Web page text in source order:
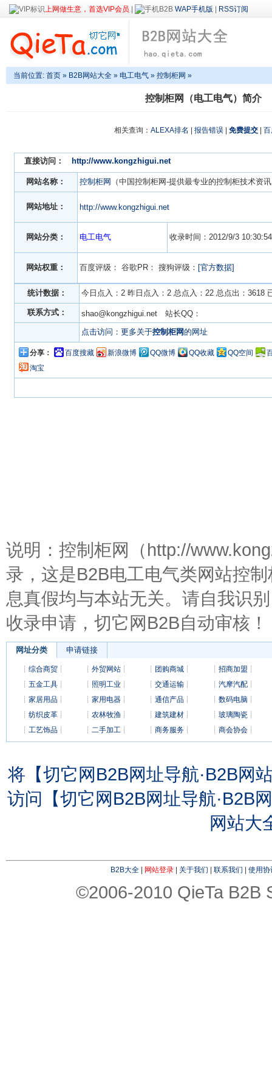
上网做生意，首选VIP会员 WAP手机版 RSS订阅
当前位置: 首页 » B2B网站大全 » 电工电气 » 控制柜网 »
控制柜网（电工电气）简介
相关查询： ALEXA排名 报告错误 免费提交
直接访问： http://www.kongzhigui.net
网站名称： 控制柜网 （中国控制柜网-提供最专业的控制柜技术资
网站地址： http://www.kongzhigui.net
网站分类： 电工电气 收录时间：2012/9/3 10:30:54
网站权重： 百度评级： 谷歌PR： 搜狗评级： [官方数据]
统计数据： 今日点入：2 昨日点入：2 总点入：22 总点出：3618
联系方式：
shao@kongzhigui.net 站长QQ：
点击访问：更多关于控制柜网的网址
分享： 百度搜藏 新浪微博 QQ微博 QQ收藏 QQ空间
淘宝
说明：控制柜网（http://
录，这是B2B电工电气类网站控
息真假均与本站无关。请自我识
收录申请，切它网B2B自动审核！
网址分类 申请链接
┊ 综合商贸 ┊ ┊ 外贸网站 ┊ ┊ 团购商城 ┊ ┊ 招商加盟 ┊
┊ 五金工具 ┊ ┊ 照明工业 ┊ ┊ 交通运输 ┊ ┊ 汽摩汽配┊
┊ 家居用品 ┊ ┊ 家用电器 ┊ ┊ 通信产品 ┊ ┊ 数码电脑 ┊
┊ 纺织皮革 ┊ ┊ 农林牧渔 ┊ ┊ 建筑建材 ┊ ┊ 玻璃陶瓷┊
┊ 工艺饰品 ┊ ┊ 二手加工 ┊ ┊ 商务服务 ┊ ┊ 商会协会┊
将【切它网B2B网址导航·B2B网
访问【切它网B2B网址导航·B2B
网站大
B2B大全| 网站登录| 关于我们 联系我们 使用协
©2006-2010 QieTa B2B